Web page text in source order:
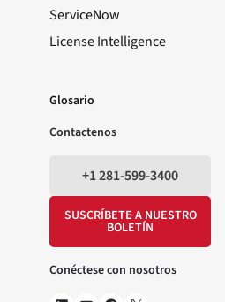
ServiceNow
License Intelligence
Glosario
Contactenos
+1 281-599-3400
SUSCRÍBETE A NUESTRO
BOLETÍN
Conéctese con nosotros